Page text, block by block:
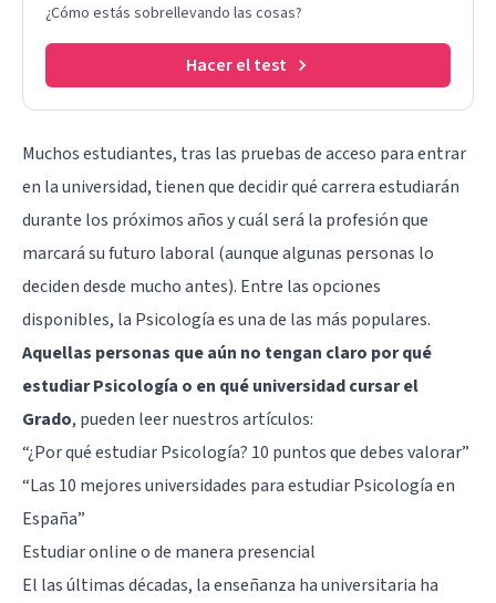
¿Cómo estás sobrellevando las cosas?
Hacer el test
Muchos estudiantes, tras las pruebas de acceso para entrar
en la universidad, tienen que decidir qué carrera estudiarán
durante los próximos años y cuál será la profesión que
marcará su futuro laboral (aunque algunas personas lo
deciden desde mucho antes). Entre las opciones
disponibles, la Psicología es una de las más populares.
Aquellas personas que aún no tengan claro por qué
estudiar Psicología o en qué universidad cursar el
Grado, pueden leer nuestros artículos:
“¿Por qué estudiar Psicología? 10 puntos que debes valorar”
“Las 10 mejores universidades para estudiar Psicología en
España”
Estudiar online o de manera presencial
El las últimas décadas, la enseñanza ha universitaria ha